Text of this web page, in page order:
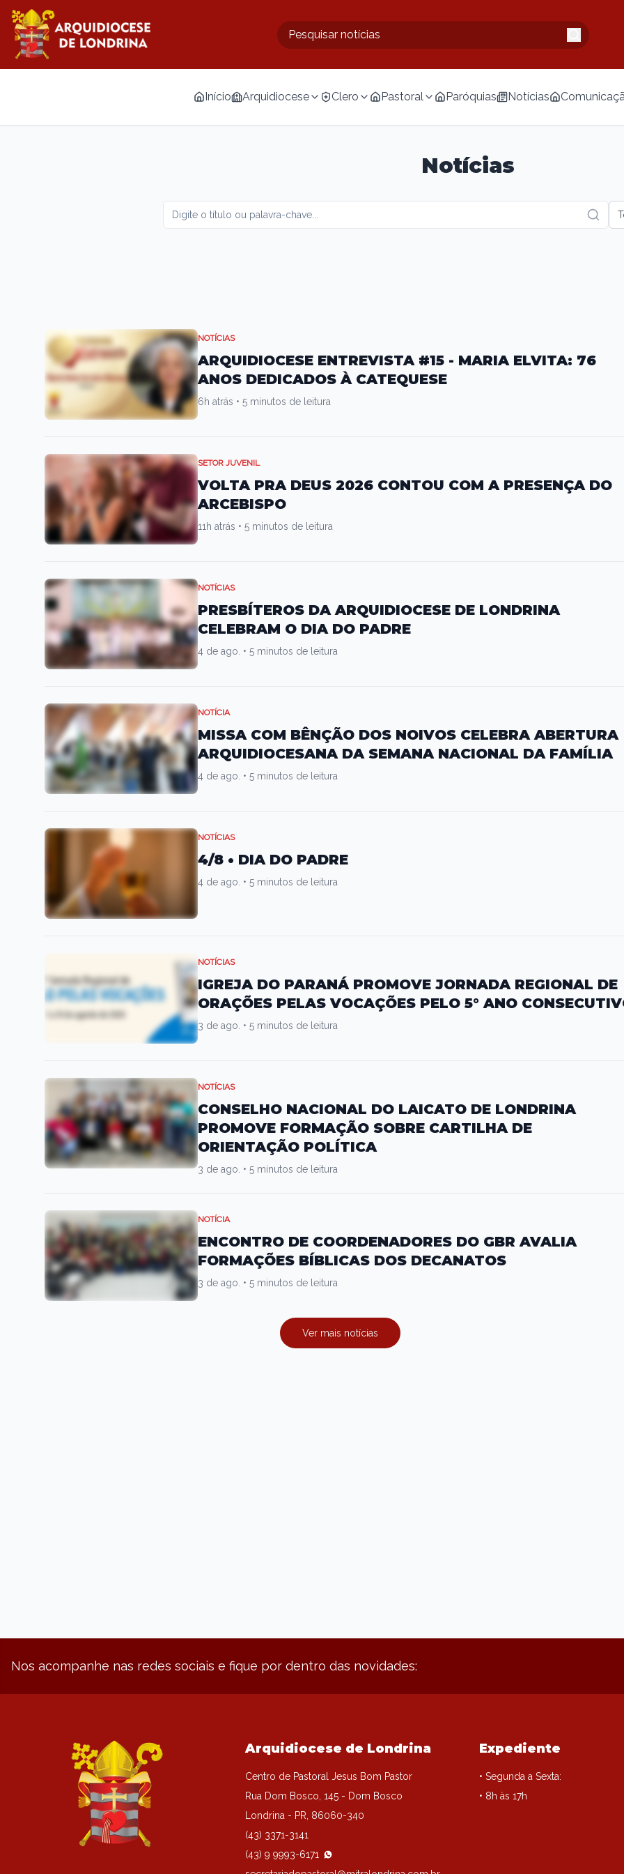
Início Arquidiocese Clero Pastoral Paróquias Notícias
Notícias
NOTÍCIAS
ARQUIDIOCESE ENTREVISTA #15 - MARIA ELVITA: 76
ANOS DEDICADOS À CATEQUESE
6h atrás • 5 minutos de leitura
SETOR JUVENIL
VOLTA PRA DEUS 2026 CONTOU COM A PRESENÇA DO
ARCEBISPO
11h atrás • 5 minutos de leitura
NOTÍCIAS
PRESBÍTEROS DA ARQUIDIOCESE DE LONDRINA
CELEBRAM O DIA DO PADRE
4 de ago. • 5 minutos de leitura
NOTÍCIA
MISSA COM BÊNÇÃO DOS NOIVOS CELEBRA ABERTURA
ARQUIDIOCESANA DA SEMANA NACIONAL DA FAMÍLIA
4 de ago. • 5 minutos de leitura
NOTÍCIAS
4/8 • DIA DO PADRE
4 de ago. • 5 minutos de leitura
NOTÍCIAS
IGREJA DO PARANÁ PROMOVE JORNADA REGIONAL DE
ORAÇÕES PELAS VOCAÇÕES PELO 5° ANO
3 de ago. • 5 minutos de leitura
NOTÍCIAS
CONSELHO NACIONAL DO LAICATO DE LONDRINA
PROMOVE FORMAÇÃO SOBRE CARTILHA DE
ORIENTAÇÃO POLÍTICA
3 de ago. • 5 minutos de leitura
NOTÍCIA
ENCONTRO DE COORDENADORES DO GBR AVALIA
FORMAÇÕES BÍBLICAS DOS DECANATOS
3 de ago. • 5 minutos de leitura
Ver mais notícias
Nos acompanhe nas redes sociais e fique por dentro das novidades:
Arquidiocese de Londrina
Centro de Pastoral Jesus Bom Pastor
Rua Dom Bosco, 145 - Dom Bosco
Londrina - PR, 86060-340
(43) 3371-3141
(43) 9 9993-6171
Expediente
• Segunda a Sexta:
• 8h às 17h